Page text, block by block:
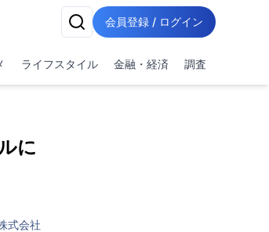
会員登録 / ログイン
ライフスタイル 金融・経済 調査
に
式会社